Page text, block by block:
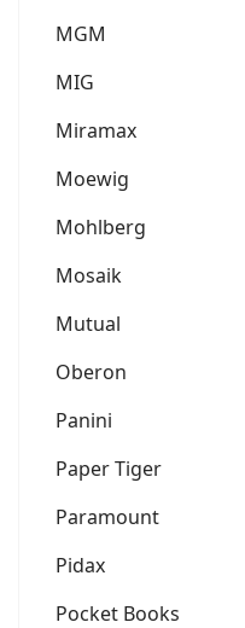
MGM
MIG
Miramax
Moewig
Mohlberg
Mosaik
Mutual
Oberon
Panini
Paper Tiger
Paramount
Pidax
Pocket Books